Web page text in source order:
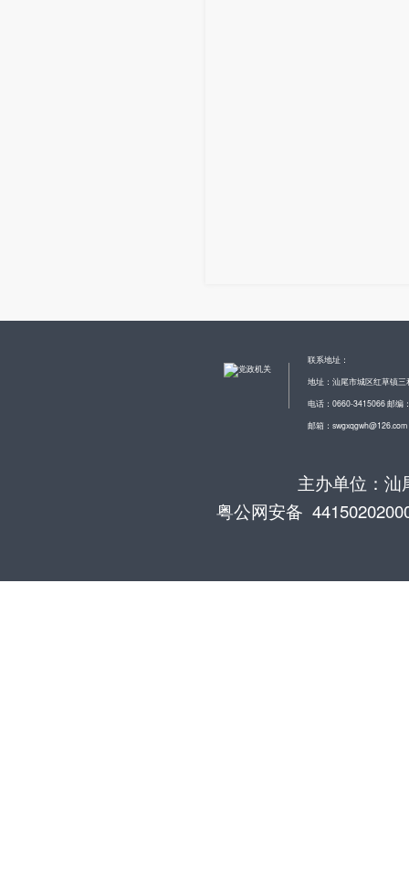
联系地址：
地址：汕尾市城区红草镇
电话：0660-3415066 邮编
邮箱：swgxqgwh@126.com
主办单位：汕
粤公网安备